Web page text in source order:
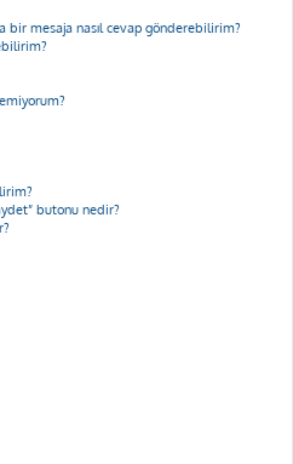
bir mesaja nasıl cevap gönderebilirim?
butonu nedir?